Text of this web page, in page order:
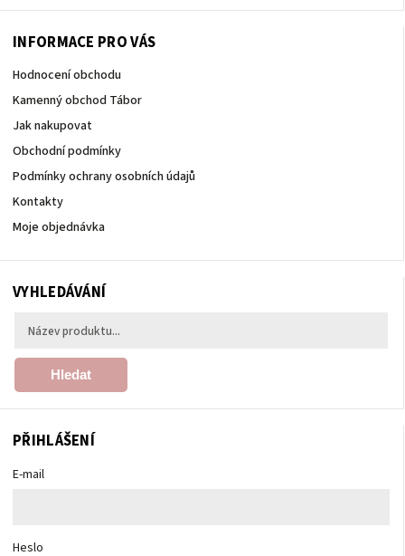
INFORMACE PRO VÁS
Hodnocení obchodu
Kamenný obchod Tábor
Jak nakupovat
Obchodní podmínky
Podmínky ochrany osobních údajů
Kontakty
Moje objednávka
VYHLEDÁVÁNÍ
Hledat
PŘIHLÁŠENÍ
E-mail
Heslo